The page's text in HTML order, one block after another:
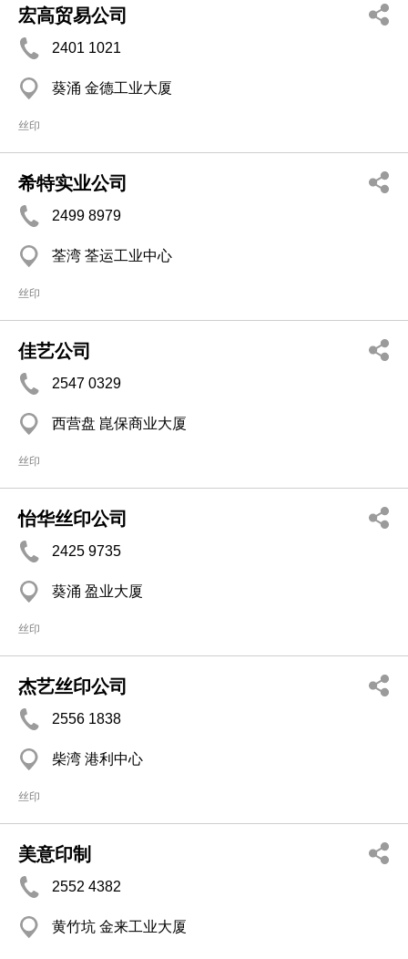
宏高贸易公司
2401 1021
葵涌 金德工业大厦
丝印
希特实业公司
2499 8979
荃湾 荃运工业中心
丝印
佳艺公司
2547 0329
西营盘 崑保商业大厦
丝印
怡华丝印公司
2425 9735
葵涌 盈业大厦
丝印
杰艺丝印公司
2556 1838
柴湾 港利中心
丝印
美意印制
2552 4382
黄竹坑 金来工业大厦